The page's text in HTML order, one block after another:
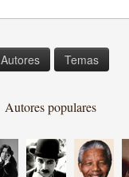
Autores Temas
Autores populares